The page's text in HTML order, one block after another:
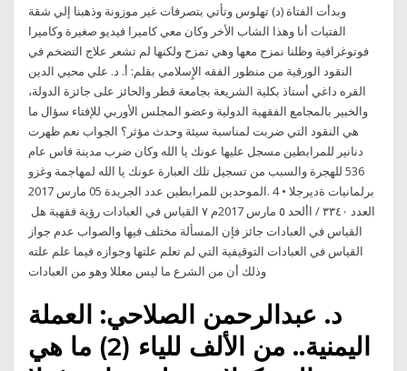
وبدأت الفتاة (د) تهلوس وتأتي بتصرفات غير موزونة وذهبنا إلي شقة
الفتيات أنا وهذا الشاب الأخر وكان معي كاميرا فيديو صغيرة وكاميرا
فوتوغرافية وظلنا نمزح معها وهي تمزح ولكنها لم تشعر علاج التضخم في
النقود الورقية من منظور الفقه الإِسلامي بقلم: أ. د. علي محيي الدين
القره داغي أستاذ بكلية الشريعة بجامعة قطر والحائز على جائزة الدولة،
والخبير بالمجامع الفقهية الدولية وعضو المجلس الأوربي للإفتاء سؤال ما
هي النقود التي ضربت لمناسبة سيئة وحدث مؤثر؟ الجواب نعم ظهرت
دنانير للمرابطين مسجل عليها عونك يا الله وكان ضرب مدينة فاس عام
536 للهجرة والسبب من تسجيل تلك العبارة عونك يا الله لمهاجمة وغزو
الموحدين للمرابطين عدد الجريدة 05 مارس 2017. ‫‪4‬‬ ‫برلمانيات‬ ‫ةديرجلا‬ ‫•‬
القياس في العبادات جائز فإن المسألة مختلف فيها والصواب عدم جواز
القياس في العبادات التوقيفية التي لم تعلم علتها وجوازه فيما علم علته
وذلك أن من الشرع ما ليس معللا وهو من العبادات
د. عبدالرحمن الصلاحي: العملة
اليمنية.. من الألف للياء (2) ما هي